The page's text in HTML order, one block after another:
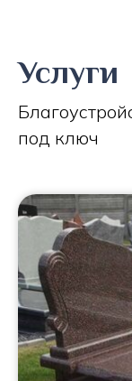
Услуги
под ключ